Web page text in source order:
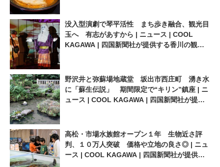
没入型演劇で琴平活性 まち歩き融合、観光目
玉へ 有志があすから | ニュース | COOL
KAGAWA | 四国新聞社が提供する香川の観光
野沢井と弥蘇場地蔵堂 坂出市西庄町 湧き水
に「蘇生伝説」 期間限定で“キリン”鎮座 | ニ
ュース | COOL KAGAWA | 四国新聞社が提供
高松・市場水族館オープン１年 生物近さ評
判、１０万人突破 価格や立地の良さ◎ | ニュ
ース | COOL KAGAWA | 四国新聞社が提供す